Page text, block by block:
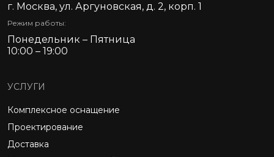
г. Москва, ул. Аргуновская, д. 2, корп. 1
Режим работы:
Понедельник – Пятница
10:00 – 19:00
УСЛУГИ
Комплексное оснащение
Проектирование
Доставка